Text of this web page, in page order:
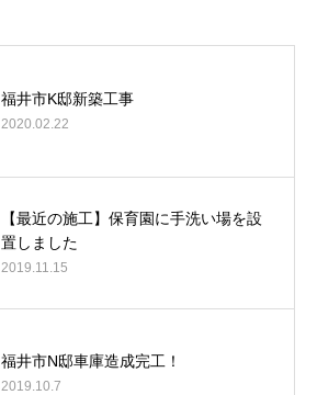
福井市K邸新築工事
2020.02.22
【最近の施工】保育園に手洗い場を設
置しました
2019.11.15
福井市N邸車庫造成完工！
2019.10.7